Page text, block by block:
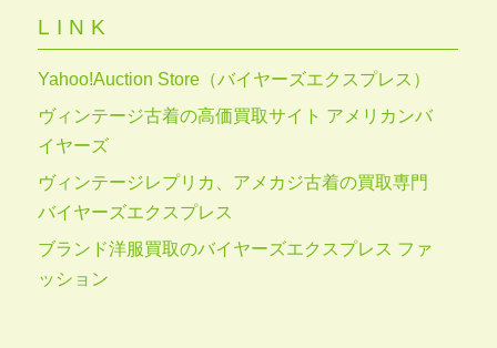
LINK
Yahoo!Auction Store（バイヤーズエクスプレス）
ヴィンテージ古着の高価買取サイト アメリカンバ
イヤーズ
ヴィンテージレプリカ、アメカジ古着の買取専門
バイヤーズエクスプレス
ブランド洋服買取のバイヤーズエクスプレス ファ
ッション